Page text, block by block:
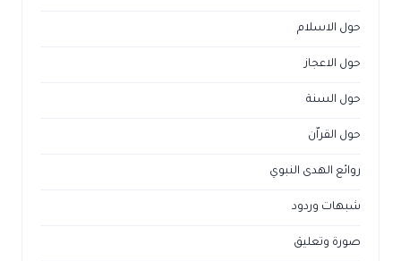
حول الاسلام
حول الاعجاز
حول السنة
حول القراّن
روائع الهدى النبوي
شبهات وردود
صورة وتعليق